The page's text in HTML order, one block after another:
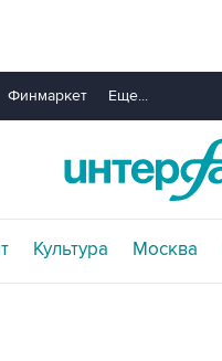
Финмаркет Еще...
Культура Москва